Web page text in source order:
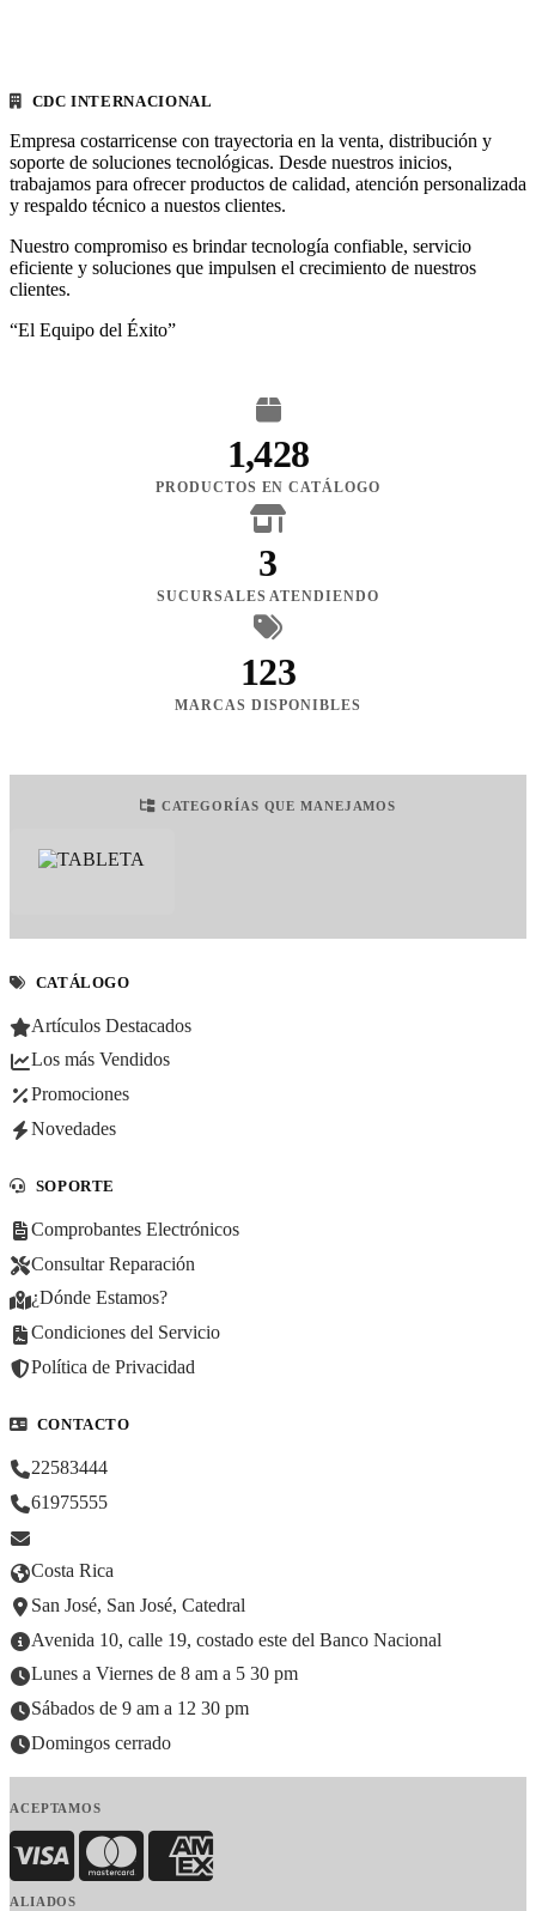
CDC INTERNACIONAL
Empresa costarricense con trayectoria en la venta, distribución y
soporte de soluciones tecnológicas. Desde nuestros inicios,
trabajamos para ofrecer productos de calidad, atención personalizada
y respaldo técnico a nuestos clientes.
Nuestro compromiso es brindar tecnología confiable, servicio
eficiente y soluciones que impulsen el crecimiento de nuestros
clientes.
“El Equipo del Éxito”
1,428
PRODUCTOS EN CATÁLOGO
3
SUCURSALES ATENDIENDO
123
MARCAS DISPONIBLES
CATEGORÍAS QUE MANEJAMOS
CATÁLOGO
Artículos Destacados
Los más Vendidos
Promociones
Novedades
SOPORTE
Comprobantes Electrónicos
Consultar Reparación
¿Dónde Estamos?
Condiciones del Servicio
Política de Privacidad
CONTACTO
22583444
61975555
Costa Rica
San José, San José, Catedral
Avenida 10, calle 19, costado este del Banco Nacional
Lunes a Viernes de 8 am a 5 30 pm
Sábados de 9 am a 12 30 pm
Domingos cerrado
ACEPTAMOS
Visa MasterCardAmerican Express
ALIADOS